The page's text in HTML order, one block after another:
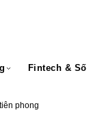
Fintech & Số
phong